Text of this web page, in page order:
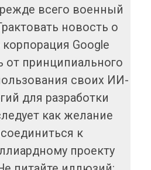
всего военный
новость о
Google
от принципиального
своих ИИ-
для разработки
как желание
к
проекту